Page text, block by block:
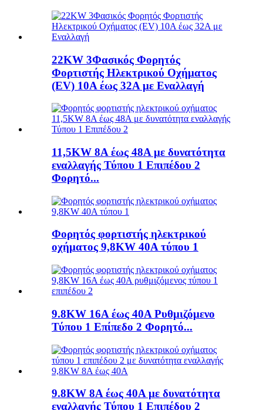
22KW 3Φασικός Φορητός
Φορτιστής Ηλεκτρικού Οχήματος
(EV) 10A έως 32A με Εναλλαγή
11,5KW 8A έως 48A με δυνατότητα
εναλλαγής Τύπου 1 Επιπέδου 2
Φορητό...
Φορητός φορτιστής ηλεκτρικού
οχήματος 9,8KW 40A τύπου 1
9.8KW 16A έως 40A Ρυθμιζόμενο
Τύπου 1 Επίπεδο 2 Φορητό...
9.8KW 8A έως 40A με δυνατότητα
εναλλαγής Τύπου 1 Επιπέδου 2